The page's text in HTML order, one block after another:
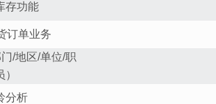
存功能
订单业务
/地区/单位/职
）
分析